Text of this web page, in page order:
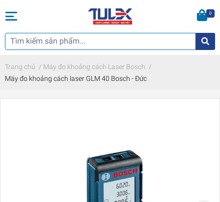
0
Trang chủ / Máy đo khoảng cách Laser Bosch /
Máy đo khoảng cách laser GLM 40 Bosch - Đức